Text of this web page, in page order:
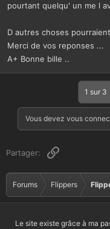
pourtant quelqu' un me l
D autres choses
Merci de vos reponses ...
A+ Bonne bille ..
1 sur 3
Vous devez vous
Partager: Lien
Forums Flippers
Le site existe grâce à ma